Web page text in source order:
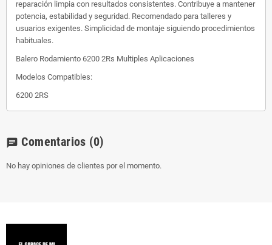
reparación limpia con resultados consistentes. Contribuye a mantener
potencia, estabilidad y seguridad. Recomendado para talleres y
usuarios exigentes. Simplicidad de montaje siguiendo procedimientos
habituales.
Balero Rodamiento 6200 2Rs Multiples Aplicaciones
Modelos Compatibles:
6200 2RS
chat Comentarios (0)
No hay opiniones de clientes por el momento.